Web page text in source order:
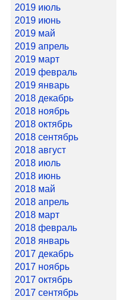
2019 июль
2019 июнь
2019 май
2019 апрель
2019 март
2019 февраль
2019 январь
2018 декабрь
2018 ноябрь
2018 октябрь
2018 сентябрь
2018 август
2018 июль
2018 июнь
2018 май
2018 апрель
2018 март
2018 февраль
2018 январь
2017 декабрь
2017 ноябрь
2017 октябрь
2017 сентябрь